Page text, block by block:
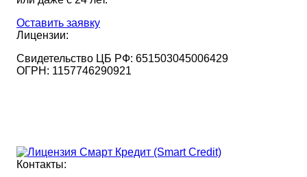
Оставить заявку
Лицензии:
Свидетельство ЦБ РФ: 651503045006429
ОГРН: 1157746290921
Контакты: